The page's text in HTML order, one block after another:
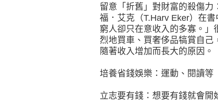
留意「折舊」對財富的殺傷
福．艾克（T.Harv Eker）在
窮人卻只在意收入的多寡。
烈地買車、買奢侈品犒賞自己
隨著收入增加而長大的原因。
培養省錢娛樂：運動、閱讀等
立志要有錢：想要有錢就會